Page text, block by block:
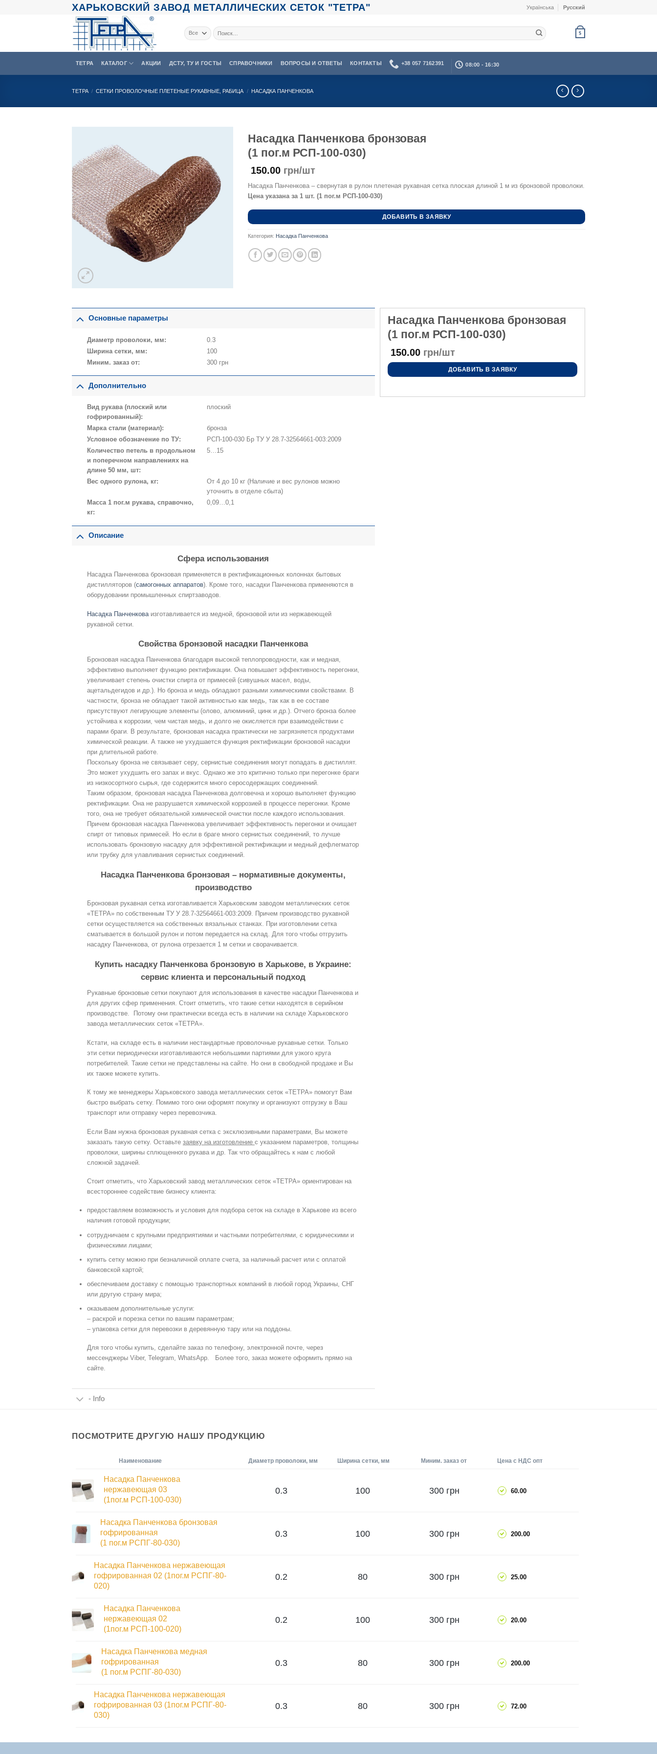
ХАРЬКОВСКИЙ ЗАВОД МЕТАЛЛИЧЕСКИХ СЕТОК "ТЕТРА" Українська Русский
Искать:
$
ТЕТРА КАТАЛОГ АКЦИИ ДСТУ, ТУ И ГОСТЫ СПРАВОЧНИКИ ВОПРОСЫ И ОТВЕТЫ КОНТАКТЫ +38 057 7162391 08:00 - 16:30
ТЕТРА / СЕТКИ ПРОВОЛОЧНЫЕ ПЛЕТЕНЫЕ РУКАВНЫЕ, РАБИЦА / НАСАДКА ПАНЧЕНКОВА
Насадка Панченкова бронзовая
(1 пог.м РСП-100-030)
150.00 грн/шт
Насадка Панченкова – свернутая в рулон плетеная рукавная сетка плоская длиной 1 м из бронзовой проволоки.
Цена указана за 1 шт. (1 пог.м РСП-100-030)
ДОБАВИТЬ В ЗАЯВКУ
Категория: Насадка Панченкова
Насадка Панченкова бронзовая
(1 пог.м РСП-100-030)
150.00 грн/шт
ДОБАВИТЬ В ЗАЯВКУ
Основные параметры
Диаметр проволоки, мм:
0.3
Ширина сетки, мм:
100
Миним. заказ от:
300 грн
Дополнительно
Вид рукава (плоский или
гофрированный):
плоский
Марка стали (материал):
бронза
Условное обозначение по ТУ:
РСП-100-030 Бр ТУ У 28.7-32564661-003:2009
Количество петель в продольном
и поперечном направлениях на
длине 50 мм, шт:
5…15
Вес одного рулона, кг:
От 4 до 10 кг (Наличие и вес рулонов можно
уточнить в отделе сбыта)
Масса 1 пог.м рукава, справочно,
кг:
0,09…0,1
Описание
Сфера использования
Насадка Панченкова бронзовая применяется в ректификационных колоннах бытовых
дистилляторов (самогонных аппаратов). Кроме того, насадки Панченкова применяются в
оборудовании промышленных спиртзаводов.
Насадка Панченковаизготавливается из медной, бронзовой или из нержавеющей
рукавной сетки.
Свойства бронзовой насадки Панченкова
Бронзовая насадка Панченкова благодаря высокой теплопроводности, как и медная,
эффективно выполняет функцию ректификации. Она повышает эффективность перегонки,
увеличивает степень очистки спирта от примесей (сивушных масел, воды,
ацетальдегидов и др.). Но бронза и медь обладают разными химическими свойствами. В
частности, бронза не обладает такой активностью как медь, так как в ее составе
присутствуют легирующие элементы (олово, алюминий, цинк и др.). Отчего бронза более
устойчива к коррозии, чем чистая медь, и долго не окисляется при взаимодействии с
парами браги. В результате, бронзовая насадка практически не загрязняется продуктами
химической реакции. А также не ухудшается функция ректификации бронзовой насадки
при длительной работе.
Поскольку бронза не связывает серу, сернистые соединения могут попадать в дистиллят.
Это может ухудшить его запах и вкус. Однако же это критично только при перегонке браги
из низкосортного сырья, где содержится много серосодержащих соединений.
Таким образом, бронзовая насадка Панченкова долговечна и хорошо выполняет функцию
ректификации. Она не разрушается химической коррозией в процессе перегонки. Кроме
того, она не требует обязательной химической очистки после каждого использования.
Причем бронзовая насадка Панченкова увеличивает эффективность перегонки и очищает
спирт от типовых примесей. Но если в браге много сернистых соединений, то лучше
использовать бронзовую насадку для эффективной ректификации и медный дефлегматор
или трубку для улавливания сернистых соединений.
Насадка Панченкова бронзовая – нормативные документы,
производство
Бронзовая рукавная сетка изготавливается Харьковским заводом металлических сеток
«ТЕТРА» по ​​собственным ТУ У 28.7-32564661-003:2009. Причем производство рукавной
сетки осуществляется на собственных вязальных станках. При изготовлении сетка
сматывается в большой рулон и потом передается на склад. Для того чтобы отгрузить
насадку Панченкова, от рулона отрезается 1 м сетки и сворачивается.
Купить насадку Панченкова бронзовую в Харькове, в Украине:
сервис клиента и персональный подход
Рукавные бронзовые сетки покупают для использования в качестве насадки Панченкова и
для других сфер применения. Стоит отметить, что такие сетки находятся в серийном
производстве. Потому они практически всегда есть в наличии на складе Харьковского
завода металлических сеток «ТЕТРА».
Кстати, на складе есть в наличии нестандартные проволочные рукавные сетки. Только
эти сетки периодически изготавливаются небольшими партиями для узкого круга
потребителей. Такие сетки не представлены на сайте. Но они в свободной продаже и Вы
их также можете купить.
К тому же менеджеры Харьковского завода металлических сеток «ТЕТРА» помогут Вам
быстро выбрать сетку. Помимо того они оформят покупку и организуют отгрузку в Ваш
транспорт или отправку через перевозчика.
Если Вам нужна бронзовая рукавная сетка с эксклюзивными параметрами, Вы можете
заказать такую сетку. Оставьте заявку на изготовление с указанием параметров, толщины
проволоки, ширины сплющенного рукава и др. Так что обращайтесь к нам с любой
сложной задачей.
Стоит отметить, что Харьковский завод металлических сеток «ТЕТРА» ориентирован на
всестороннее содействие бизнесу клиента:
предоставляем возможность и условия для подбора сеток на складе в Харькове из всего
наличия готовой продукции;
сотрудничаем с крупными предприятиями и частными потребителями, с юридическими и
физическими лицами;
купить сетку можно при безналичной оплате счета, за наличный расчет или с оплатой
банковской картой;
обеспечиваем доставку с помощью транспортных компаний в любой город Украины, СНГ
или другую страну мира;
оказываем дополнительные услуги:
– раскрой и порезка сетки по вашим параметрам;
– упаковка сетки для перевозки в деревянную тару или на поддоны.
Для того чтобы купить, сделайте заказ по телефону, электронной почте, через
мессенджеры Viber, Telegram, WhatsApp. Более того, заказ можете оформить прямо на
сайте.
- Info
ПОСМОТРИТЕ ДРУГУЮ НАШУ ПРОДУКЦИЮ
Наименование Диаметр проволоки, мм Ширина сетки, мм Миним. заказ от Цена с НДС опт
Насадка Панченкова
нержавеющая 03
(1пог.м РСП-100-030)
0.3 100 300 грн 60.00
Насадка Панченкова бронзовая
гофрированная
(1 пог.м РСПГ-80-030)
0.3 100 300 грн 200.00
Насадка Панченкова нержавеющая
гофрированная 02 (1пог.м РСПГ-80-
020)
0.2 80 300 грн 25.00
Насадка Панченкова
нержавеющая 02
(1пог.м РСП-100-020)
0.2 100 300 грн 20.00
Насадка Панченкова медная
гофрированная
(1 пог.м РСПГ-80-030)
0.3 80 300 грн 200.00
Насадка Панченкова нержавеющая
гофрированная 03 (1пог.м РСПГ-80-
030)
0.3 80 300 грн 72.00